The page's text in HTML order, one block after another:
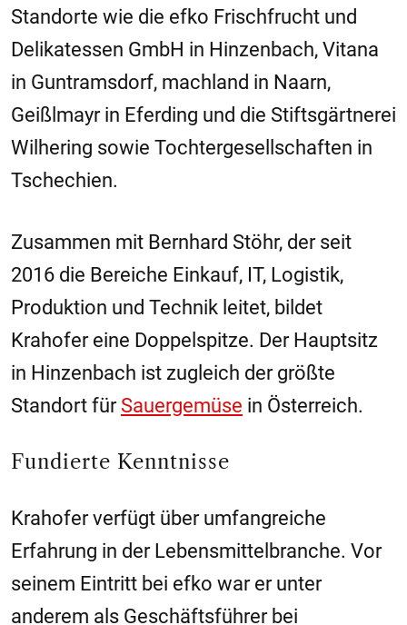
Standorte wie die efko Frischfrucht und
Delikatessen GmbH in Hinzenbach, Vitana
in Guntramsdorf, machland in Naarn,
Geißlmayr in Eferding und die Stiftsgärtnerei
Wilhering sowie Tochtergesellschaften in
Tschechien.
Zusammen mit Bernhard Stöhr, der seit
2016 die Bereiche Einkauf, IT, Logistik,
Produktion und Technik leitet, bildet
Krahofer eine Doppelspitze. Der Hauptsitz
in Hinzenbach ist zugleich der größte
Standort für Sauergemüse in Österreich.
Fundierte Kenntnisse
Krahofer verfügt über umfangreiche
Erfahrung in der Lebensmittelbranche. Vor
seinem Eintritt bei efko war er unter
anderem als Geschäftsführer bei